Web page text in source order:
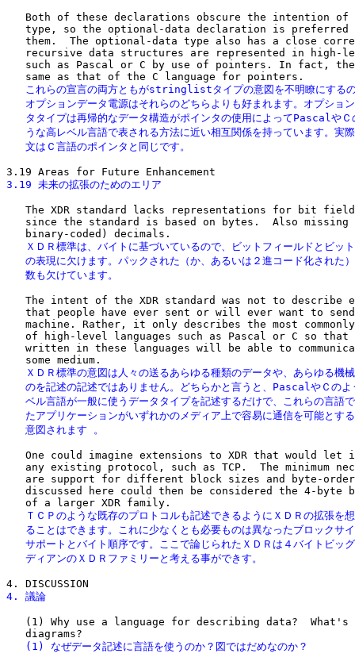
Both of these declarations obscure the intention of
type, so the optional-data declaration is preferred
them.  The optional-data type also has a close
recursive data structures are represented in high-
such as Pascal or C by use of pointers. In fact,
これらの宣言の両方ともがstringlistタイプの意図を不明瞭にする
オプションデータ電源はそれらのどちらよりも好まれます。オプショ
タタイプは再帰的なデータ構造がポインタの使用によってPascalやＣ
うな高レベル言語で表される方法に近い相互関係を持っています。実
   文はＣ言語のポインタと同じです。
3.19 未来の拡張のためのエリア
The XDR standard lacks representations for bit
since the standard is based on bytes.  Also missing
ＸＤＲ標準は、バイトに基づいているので、ビットフィールドとビッ
の表現に欠けます。パックされた（か、あるいは２進コード化された
   数も欠けています。
The intent of the XDR standard was not to describe
that people have ever sent or will ever want to
machine. Rather, it only describes the most
of high-level languages such as Pascal or C so that
written in these languages will be able to
ＸＤＲ標準の意図は人々の送るあらゆる種類のデータや、あらゆる機
のを記述の記述ではありません。どちらかと言うと、PascalやＣのよ
ベル言語が一般に使うデータタイプを記述するだけで、これらの言語
たアプリケーションがいずれかのメディア上で容易に通信を可能とす
   意図されます 。
One could imagine extensions to XDR that would let
any existing protocol, such as TCP.  The minimum
are support for different block sizes and byte-
discussed here could then be considered the 4-byte
ＴＣＰのような既存のプロトコルも記述できるようにＸＤＲの拡張を
ることはできます。これに少なくとも必要ものは異なったブロックサ
サポートとバイト順序です。ここで論じられたＸＤＲは４バイトビッ
   ディアンのＸＤＲファミリーと考える事ができす。
4. 議論
(1) Why use a language for describing data?  What's
   (1) なぜデータ記述に言語を使うのか？図ではだめなのか？